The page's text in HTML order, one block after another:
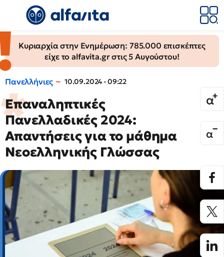
Κυριαρχία στην Ενημέρωση: 785.000 επισκέπτες
είχε το alfavita.gr στις 5 Αυγούστου!
Πανελλήνιες 10.09.2024 - 09:22
Επαναληπτικές
Πανελλαδικές 2024:
Απαντήσεις για το μάθημα
Νεοελληνικής Γλώσσας